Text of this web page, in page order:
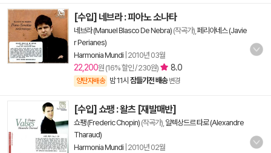
[수입] 네브라 : 피아노 소나타
네브라 (Manuel Blasco De Nebra) (작곡가), 페리아네스 (Javie
r Perianes)
Harmonia Mundi 2010년 03월
22,200원 (16% 할인 / 230원) 8.0
양탄자배송 밤 11시 잠들기전 배송 변경
[수입] 쇼팽 : 왈츠 [재발매반]
쇼팽 (Frederic Chopin) (작곡가), 알렉상드르 타로 (Alexandre
Tharaud)
Harmonia Mundi 2010년 02월